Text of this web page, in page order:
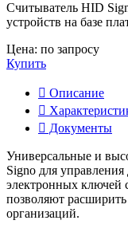
Считыватель HID
устройств на базе
Цена: по запросу
Купить
Описание
Документы
Универсальные и
Signo для
электронных ключей
позволяют
организаций.